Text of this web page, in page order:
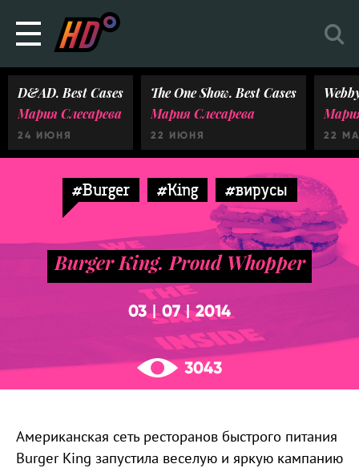
D&AD. Best Cases
Мария Слесарева
24 ИЮНЯ
The One Show. Best Cases
Мария Слесарева
22 ИЮНЯ 22
#Burger #King #вирусы
Burger King. Proud Whopper
03|07|2014
3043
Американская сеть ресторанов быстрого питания
Burger King запустила веселую и яркую кампанию